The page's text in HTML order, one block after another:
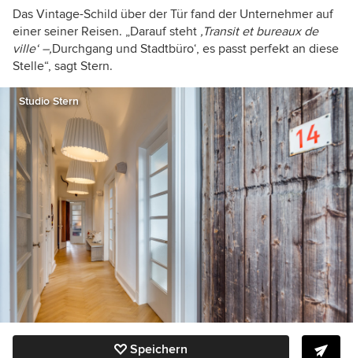
Das Vintage-Schild über der Tür fand der Unternehmer auf
einer seiner Reisen. „Darauf steht ‚Transit et bureaux de
ville‘ –‚Durchgang und Stadtbüro‘, es passt perfekt an diese
Stelle“, sagt Stern.
Studio Stern
Speichern